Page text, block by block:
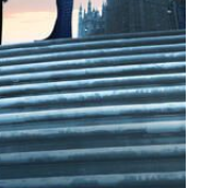
06.11.2024